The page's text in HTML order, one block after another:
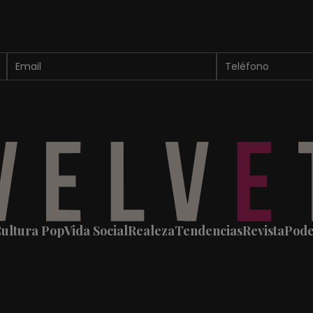
PopVida SocialRealezaTendenciasRevista